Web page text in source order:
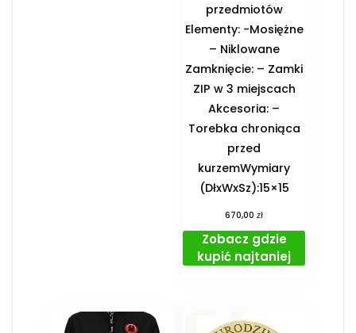
przedmiotów
Elementy: -Mosiężne
– Niklowane
Zamknięcie: – Zamki
ZIP w 3 miejscach
Akcesoria: –
Torebka chroniąca
przed
kurzemWymiary
(DłxWxSz):15×15
670,00zł
Zobacz gdzie
kupić najtaniej